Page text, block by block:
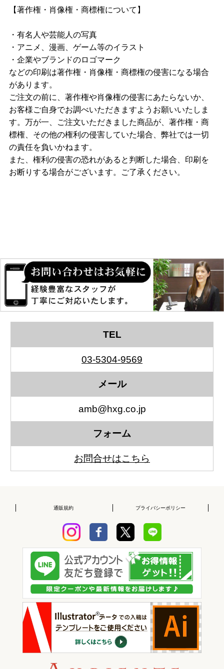
【著作権・肖像権・商標権について】
・有名人や芸能人の写真
・アニメ、漫画、ゲーム等のイラスト
・企業やブランドのロゴマーク
などの印刷は著作権・肖像権・商標権の侵害になる場合
があります。
ご注文の前に、著作権や肖像権の侵害にあたらないか、
お客様ご自身でお調べいただきますようお願いいたしま
す。万が一、ご注文いただきました商品が、著作権・商
標権、その他の権利の侵害していた場合、弊社では一切
の責任を負いかねます。
また、権利の侵害の恐れがあると判断した場合、印刷を
お断りする場合がございます。ご了承ください。
TEL
03-5304-9569
メール
amb@hxg.co.jp
フォーム
お問合せはこちら
通販規約 プライバシーポリシー